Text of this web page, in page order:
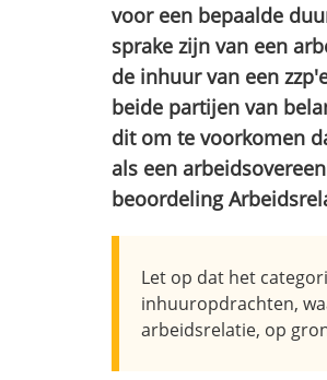
voor een bepaalde
sprake zijn van een
de inhuur van een
beide partijen van
dit om te voorkomen
als een
beoordeling
Let op dat het
inhuuropdrachten,
arbeidsrelatie, op